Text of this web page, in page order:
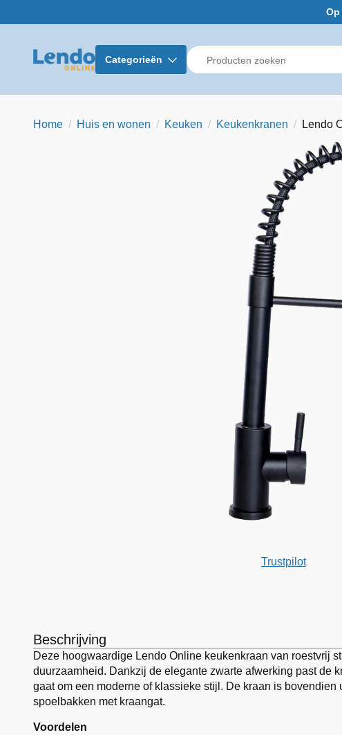
Categorieën
Home Huis en wonen Keuken Keukenkranen Lendo
Trustpilot
Beschrijving
Deze hoogwaardige Lendo Online keukenkraan van roestvrij
duurzaamheid. Dankzij de elegante zwarte afwerking past de
gaat om een moderne of klassieke stijl. De kraan is bovendien
spoelbakken met kraangat.
Voordelen